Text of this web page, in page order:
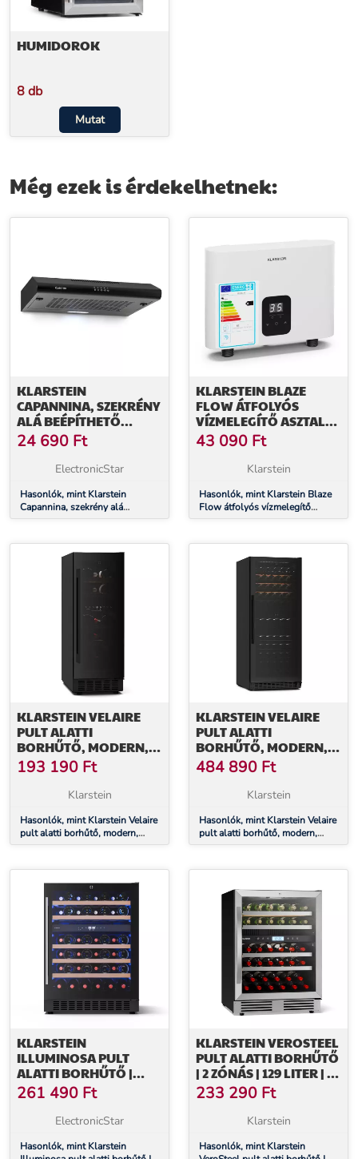
HUMIDOROK
8 db
Mutat
Még ezek is érdekelhetnek:
KLARSTEIN
CAPANNINA, SZEKRÉNY
ALÁ BEÉPÍTHETŐ
PÁRAELSZÍVÓ, 60 CM,
166 M³/Ó, LED,
NEMESACÉL, FEKETE
24 690 Ft
ElectronicStar
Hasonlók, mint Klarstein
Capannina, szekrény alá
beépíthető páraelszívó, 60 cm,
fekete
KLARSTEIN BLAZE
FLOW ÁTFOLYÓS
VÍZMELEGÍTŐ ASZTAL
ALÁ, 5,5 KW, ÖNTÖTT
ALUMÍNIUM FŰTŐTEST,
ÁLLANDÓ
43 090 Ft
Klarstein
Hasonlók, mint Klarstein Blaze
Flow átfolyós vízmelegítő
asztal alá, 5,5 kW, öntött
hőmérséklet 35 °C
KLARSTEIN VELAIRE
PULT ALATTI
BORHŰTŐ, MODERN,
ELEGÁNS, UV-
VÉDELEM, KÉTZÓNÁS,
17 PALACK
193 190 Ft
Klarstein
Hasonlók, mint Klarstein Velaire
pult alatti borhűtő, modern,
elegáns, UV-védelem, Kétzónás,
KLARSTEIN VELAIRE
PULT ALATTI
BORHŰTŐ, MODERN,
ELEGÁNS, UV-
VÉDELEM, KÉTZÓNÁS,
122 PALACK
484 890 Ft
Klarstein
Hasonlók, mint Klarstein Velaire
pult alatti borhűtő, modern,
elegáns, UV-védelem, Kétzónás,
KLARSTEIN
ILLUMINOSA PULT
ALATTI BORHŰTŐ |
KÉTZÓNÁS | 129 LITER |
46 PALACK | 60 CM
261 490 Ft
ElectronicStar
Hasonlók, mint Klarstein
KLARSTEIN VEROSTEEL
PULT ALATTI BORHŰTŐ
| 2 ZÓNÁS | 129 LITER | 43
PALACK | 60 CM
233 290 Ft
Klarstein
Hasonlók, mint Klarstein